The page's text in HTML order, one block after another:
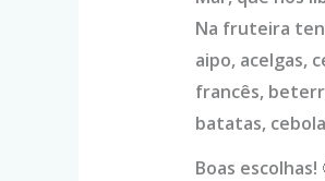
Na fruteira
aipo, acelgas,
francês,
batatas,
Boas escolhas!